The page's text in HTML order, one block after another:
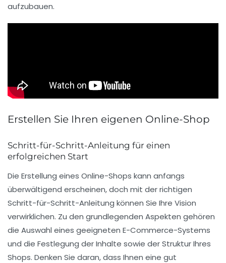
aufzubauen.
Erstellen Sie Ihren eigenen Online-Shop
Schritt-für-Schritt-Anleitung für einen
erfolgreichen Start
Die Erstellung eines Online-Shops kann anfangs
überwältigend erscheinen, doch mit der richtigen
Schritt-für-Schritt-Anleitung können Sie Ihre Vision
verwirklichen. Zu den grundlegenden Aspekten gehören
die Auswahl eines geeigneten E-Commerce-Systems
und die Festlegung derInhalte sowie derStrukturIhres
Shops. Denken Sie daran, dass Ihnen eine gut